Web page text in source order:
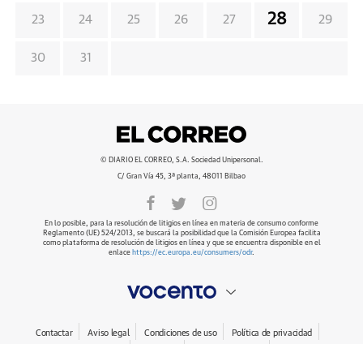
23 24 25 26 27 28 29
30 31
© DIARIO EL CORREO, S.A. Sociedad Unipersonal.
C/ Gran Vía 45, 3ª planta, 48011 Bilbao
En lo posible, para la resolución de litigios en línea en materia de consumo conforme
Reglamento (UE) 524/2013, se buscará la posibilidad que la Comisión Europea facilita
como plataforma de resolución de litigios en línea y que se encuentra disponible en el
enlace https://ec.europa.eu/consumers/odr.
Contactar Aviso legal Condiciones de uso Política de privacidad